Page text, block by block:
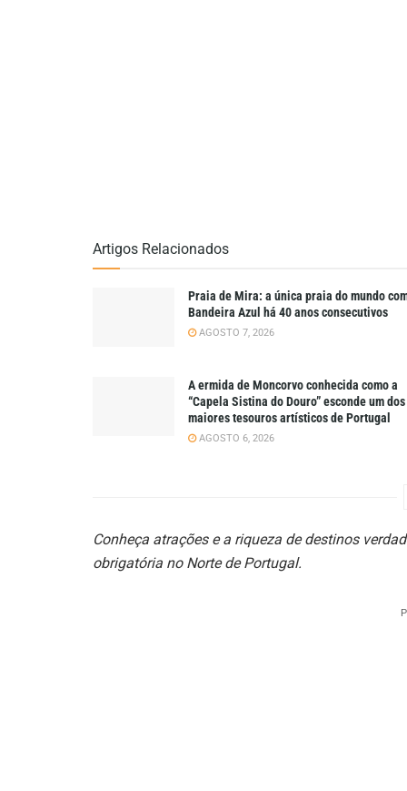
Artigos Relacionados
Praia de Mira: a única praia do mundo
Bandeira Azul há 40 anos consecutivos
AGOSTO 7, 2026
A ermida de Moncorvo conhecida como a
“Capela Sistina do Douro” esconde um dos
maiores tesouros artísticos de Portugal
AGOSTO 6, 2026
Conheça atrações e a riqueza de destinos
obrigatória no Norte de Portugal.